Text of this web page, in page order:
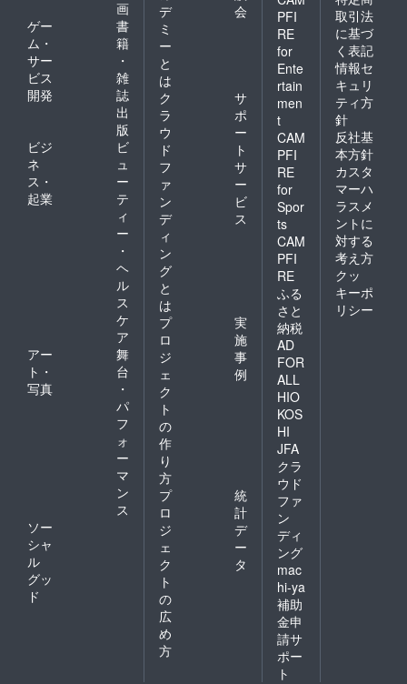
画
ゲー
ム・
サー
ビス
開発
書
籍
・
雑
誌
出
版
ビジ
ネ
ス・
起業
ビ
ュ
ー
テ
ィ
ー
・
ヘ
ル
ス
ケ
ア
アー
ト・
写真
舞
台
・
パ
フ
ォ
ー
マ
ン
ス
ソー
シャ
ル
グッ
ド
デ
ミ
ー
と
は
会
ク
ラ
ウ
ド
フ
ァ
ン
デ
ィ
ン
グ
と
は
サ
ポ
ー
ト
サ
ー
ビ
ス
プ
ロ
ジ
ェ
ク
ト
の
作
り
方
実
施
事
例
プ
ロ
ジ
ェ
ク
ト
の
広
め
方
統
計
デ
ー
タ
PFI
RE
for
Ente
rtain
men
t
CAM
PFI
RE
for
Spor
ts
CAM
PFI
RE
ふる
さと
納税
AD
FOR
ALL
HIO
KOS
HI
JFA
クラ
ウド
ファ
ン
ディ
ング
mac
hi-ya
補助
金申
請サ
ポー
ト
取引法
に基づ
く表記
情報セ
キュリ
ティ方
針
反社基
本方針
カスタ
マーハ
ラスメ
ントに
対する
考え方
クッ
キーポ
リシー